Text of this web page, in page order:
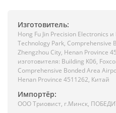
Изготовитель:
Hong Fu Jin Precision Electronics
Technology Park, Comprehensive
Zhengzhou City, Henan Province
изготовителя: Building K06,
Comprehensive Bonded Area
Henan Province 4511262, Китай
Импортёр:
ООО Триовист, г.Минск,